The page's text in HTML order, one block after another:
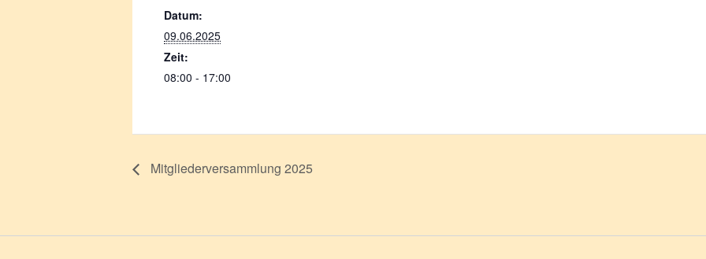
Datum:
09.06.2025
Zeit:
08:00 - 17:00
Mitgliederversammlung 2025